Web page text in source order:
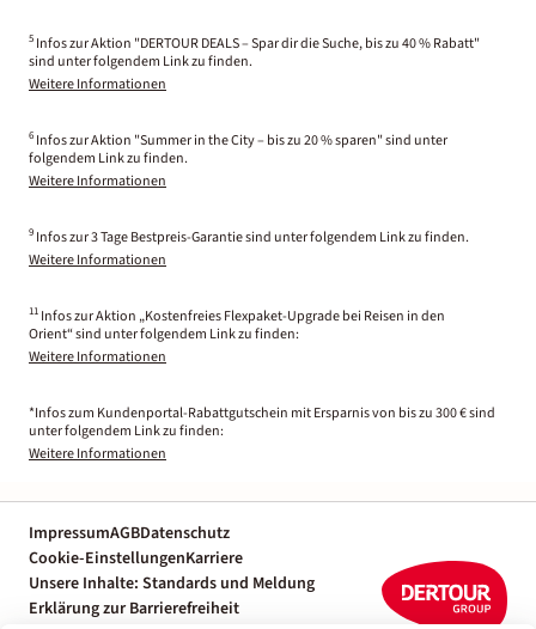
5 Infos zur Aktion "DERTOUR DEALS – Spar dir die Suche, bis zu 40 % Rabatt"
sind unter folgendem Link zu finden.
Weitere Informationen
6 Infos zur Aktion "Summer in the City – bis zu 20 % sparen" sind unter
folgendem Link zu finden.
Weitere Informationen
9 Infos zur 3 Tage Bestpreis-Garantie sind unter folgendem Link zu finden.
Weitere Informationen
11 Infos zur Aktion „Kostenfreies Flexpaket-Upgrade bei Reisen in den
Orient“ sind unter folgendem Link zu finden:
Weitere Informationen
*Infos zum Kundenportal-Rabattgutschein mit Ersparnis von bis zu 300 € sind
unter folgendem Link zu finden:
Weitere Informationen
ImpressumAGBDatenschutz
Cookie-EinstellungenKarriere
Unsere Inhalte: Standards und Meldung
Erklärung zur Barrierefreiheit